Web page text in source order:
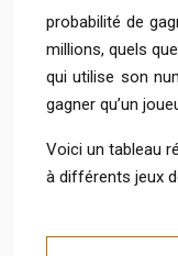
probabilité de
millions, quels
qui utilise son
gagner qu’un
Voici un tableau
à différents jeux